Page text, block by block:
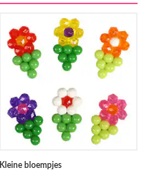
Kleine bloempjes